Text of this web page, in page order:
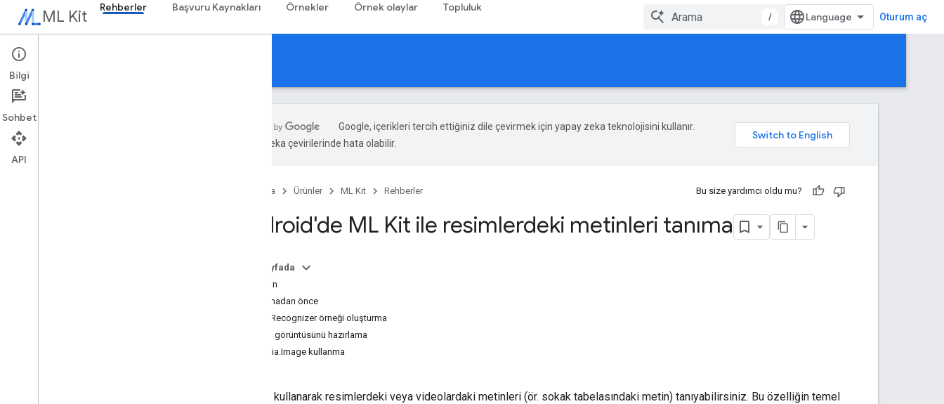
ML Kit Rehberler Başvuru Kaynakları Örnekler Örnek olaylar Topluluk
/ Oturum aç
Rehberler
Genel bakış
Google, içerikleri tercih ettiğiniz dile çevirmek için yapay zeka teknolojisini kullanır.
Yapay zeka çevirilerinde hata olabilir.
Ana Sayfa Ürünler ML Kit Rehberler Bu size yardımcı oldu mu?
Android'de ML Kit ile resimlerdeki metinleri tanıma
Bu sayfada
Deneyin
Başlamadan önce
1. TextRecognizer örneği oluşturma
2. Giriş görüntüsünü hazırlama
media.Image kullanma
ML Kit'i kullanarak resimlerdeki veya videolardaki metinleri (ör. sokak tabelasındaki metin) tanıyabilirsiniz. Bu özelliğin temel
Bilgi
Sohbet
API